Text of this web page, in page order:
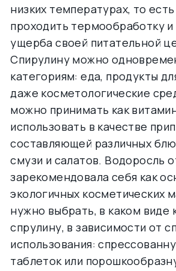
низких температурах, то
проходить термообработку
ущерба своей питательной
Спирулину можно
категориям: еда, продукты
даже косметологические
можно принимать как
использовать в качестве
составляющей различных
смузи и салатов. Водоросль
зарекомендовала себя как
экологичных косметических
нужно выбрать, в каком виде
спрулину, в зависимости от
использования:
таблеток или